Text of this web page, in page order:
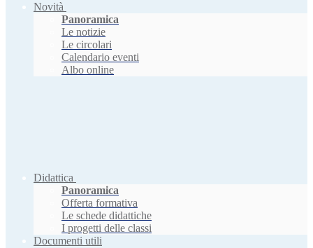
Novità
Panoramica
Le notizie
Le circolari
Calendario eventi
Albo online
Didattica
Panoramica
Offerta formativa
Le schede didattiche
I progetti delle classi
Documenti utili